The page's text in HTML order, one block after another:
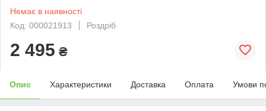
Немає в наявності
Код: 000021913
Роздріб
2 495 ₴
Опис Характеристики Доставка Оплата Умови